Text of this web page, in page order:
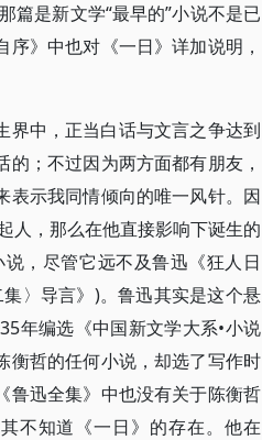
是新文学“最早的”小说不是已
》中也对《一日》详加说明，
界中，正当白话与文言之争达到
；不过因为两方面都有朋友，
表示我同情倾向的唯一风针。因
人，那么在他直接影响下诞生的
，尽管它远不及鲁迅《狂人日
〉导言》)。鲁迅其实是这个悬
年编选《中国新文学大系•小说
衡哲的任何小说，却选了写作时
鲁迅全集》中也没有关于陈衡哲
不知道《一日》的存在。他在